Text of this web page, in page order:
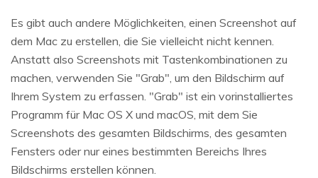
Es gibt auch andere Möglichkeiten, einen Screenshot auf
dem Mac zu erstellen, die Sie vielleicht nicht kennen.
Anstatt also Screenshots mit Tastenkombinationen zu
machen, verwenden Sie "Grab", um den Bildschirm auf
Ihrem System zu erfassen. "Grab" ist ein vorinstalliertes
Programm für Mac OS X und macOS, mit dem Sie
Screenshots des gesamten Bildschirms, des gesamten
Fensters oder nur eines bestimmten Bereichs Ihres
Bildschirms erstellen können.